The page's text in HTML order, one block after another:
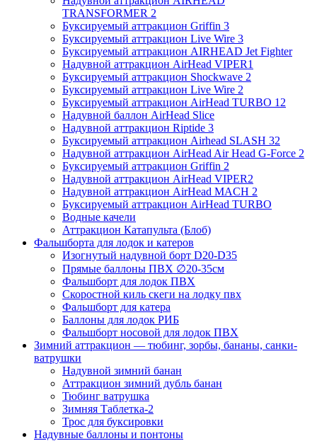
TRANSFORMER 2
Буксируемый аттракцион Griffin 3
Буксируемый аттракцион Live Wire 3
Буксируемый аттракцион AIRHEAD Jet Fighter
Надувной аттракцион AirHead VIPER1
Буксируемый аттракцион Shockwave 2
Буксируемый аттракцион Live Wire 2
Буксируемый аттракцион AirHead TURBO 12
Надувной баллон AirHead Slice
Надувной аттракцион Riptide 3
Буксируемый аттракцион Airhead SLASH 32
Надувной аттракцион AirHead Air Head G-Force 2
Буксируемый аттракцион Griffin 2
Надувной аттракцион AirHead VIPER2
Надувной аттракцион AirHead MACH 2
Буксируемый аттракцион AirHead TURBO
Водные качели
Аттракцион Катапульта (Блоб)
Фальшборта для лодок и катеров
Изогнутый надувной борт D20-D35
Прямые баллоны ПВХ ∅20-35см
Фальшборт для лодок ПВХ
Скоростной киль скеги на лодку пвх
Фальшборт для катера
Баллоны для лодок РИБ
Фальшборт носовой для лодок ПВХ
Зимний аттракцион — тюбинг, зорбы, бананы, санки-
ватрушки
Надувной зимний банан
Аттракцион зимний дубль банан
Тюбинг ватрушка
Зимняя Таблетка-2
Трос для буксировки
Надувные баллоны и понтоны